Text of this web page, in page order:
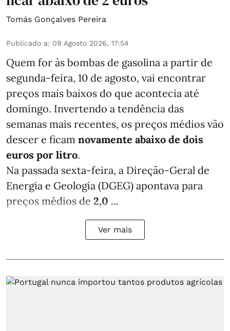
Tomás Gonçalves Pereira
Publicado a: 09 Agosto 2026, 17:54
Quem for às bombas de gasolina a partir de
segunda-feira, 10 de agosto, vai encontrar
preços mais baixos do que acontecia até
domingo. Invertendo a tendência das
semanas mais recentes, os preços médios vão
descer e ficam novamente abaixo de dois
euros por litro.
Na passada sexta-feira, a Direção-Geral de
Energia e Geologia (DGEG) apontava para
preços médios de 2,0 ...
Ver mais